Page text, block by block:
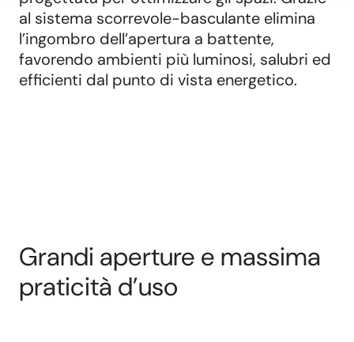
al sistema scorrevole-basculante elimina
l’ingombro dell’apertura a battente,
favorendo ambienti più luminosi, salubri ed
efficienti dal punto di vista energetico.
Grandi aperture e massima
praticità d’uso